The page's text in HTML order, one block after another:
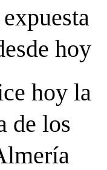
hoy
hoy la
de los